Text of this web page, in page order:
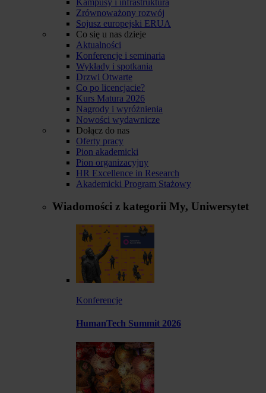
Zrównoważony rozwój
Sojusz europejski ERUA
Co się u nas dzieje
Aktualności
Konferencje i seminaria
Wykłady i spotkania
Drzwi Otwarte
Co po licencjacie?
Kurs Matura 2026
Nagrody i wyróżnienia
Nowości wydawnicze
Dołącz do nas
Oferty pracy
Pion akademicki
Pion organizacyjny
HR Excellence in Research
Akademicki Program Stażowy
Wiadomości z kategorii My, Uniwersytet
Konferencje
HumanTech Summit 2026